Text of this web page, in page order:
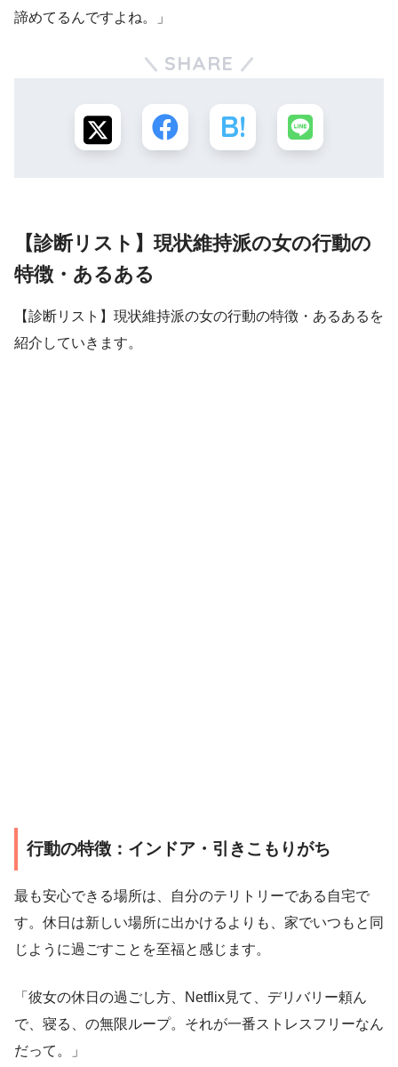
諦めてるんですよね。」
SHARE
【診断リスト】現状維持派の女の行動の
特徴・あるある
【診断リスト】現状維持派の女の行動の特徴・あるあるを
紹介していきます。
行動の特徴：インドア・引きこもりがち
最も安心できる場所は、自分のテリトリーである自宅で
す。休日は新しい場所に出かけるよりも、家でいつもと同
じように過ごすことを至福と感じます。
「彼女の休日の過ごし方、Netflix見て、デリバリー頼ん
で、寝る、の無限ループ。それが一番ストレスフリーなん
だって。」